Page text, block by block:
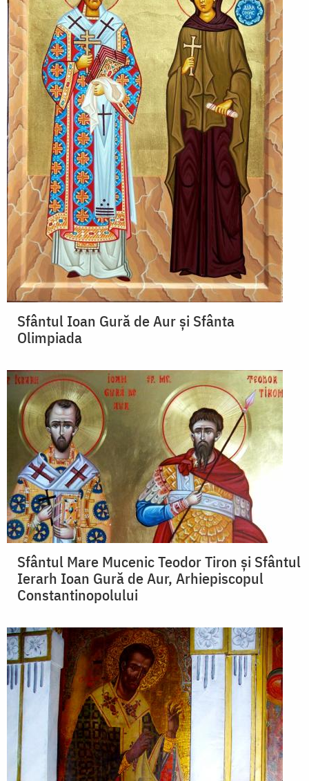
Sfântul Ioan Gură de Aur și Sfânta
Olimpiada
Sfântul Mare Mucenic Teodor Tiron şi Sfântul
Ierarh Ioan Gură de Aur, Arhiepiscopul
Constantinopolului